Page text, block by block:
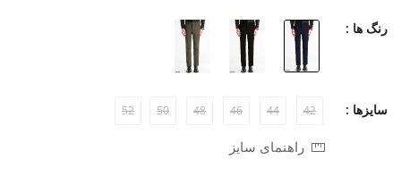
رنگ ها :
سایزها : 42
44
46
48
50
52
راهنمای سایز